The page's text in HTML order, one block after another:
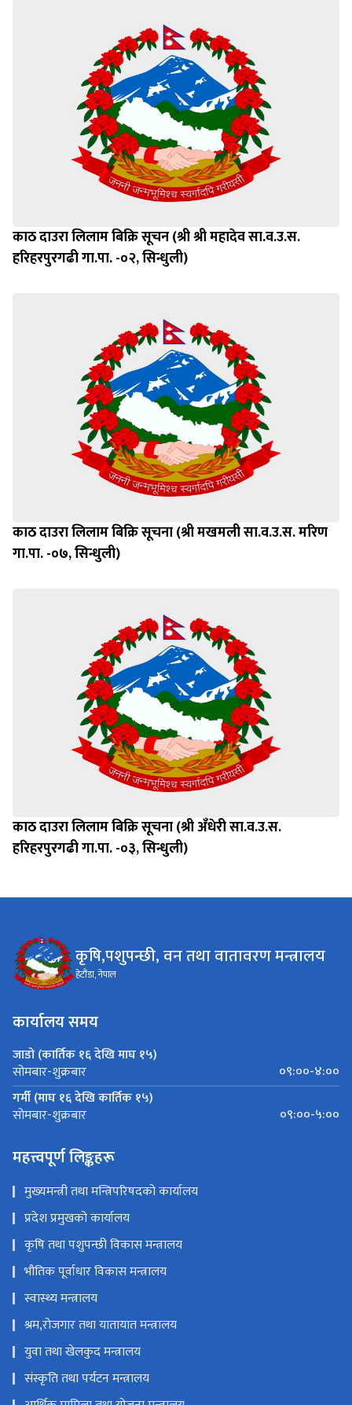
काठ दाउरा लिलाम बिक्रि सूचन (श्री श्री महादेव सा.व.उ.स.
हरिहरपुरगढी गा.पा. -०२, सिन्धुली)
काठ दाउरा लिलाम बिक्रि सूचना (श्री मखमली सा.व.उ.स. मरिण
गा.पा. -०७, सिन्धुली)
काठ दाउरा लिलाम बिक्रि सूचना (श्री अँधेरी सा.व.उ.स.
हरिहरपुरगढी गा.पा. -०३, सिन्धुली)
कृषि,पशुपन्छी, वन तथा वातावरण मन्त्रालय
हेटौंडा, नेपाल
कार्यालय समय
जाडो (कार्तिक १६ देखि माघ १५)
सोमबार-शुक्रबार
०९:००-४:००
गर्मी (माघ १६ देखि कार्तिक १५)
सोमबार-शुक्रबार ०९:००-५:००
महत्त्वपूर्ण लिङ्कहरू
मुख्यमन्त्री तथा मन्त्रिपरिषदको कार्यालय
प्रदेश प्रमुखको कार्यालय
कृषि तथा पशुपन्छी विकास मन्त्रालय
भौतिक पूर्वाधार विकास मन्त्रालय
स्वास्थ्य मन्त्रालय
श्रम,रोजगार तथा यातायात मन्त्रालय
युवा तथा खेलकुद मन्त्रालय
संस्कृति तथा पर्यटन मन्त्रालय